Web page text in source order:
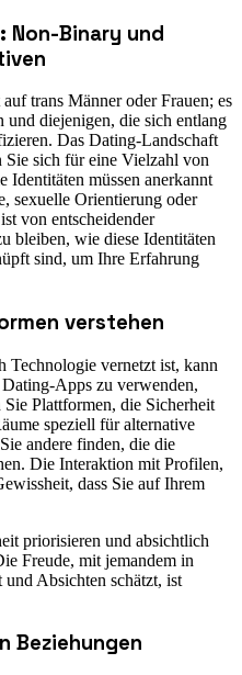
Non-Binary und
trans Männer oder Frauen; es
und diejenigen, die sich entlang
Das Dating-Landschaft
sich für eine Vielzahl von
Identitäten müssen anerkannt
sexuelle Orientierung oder
von entscheidender
bleiben, wie diese Identitäten
sind, um Ihre Erfahrung
verstehen
Technologie vernetzt ist, kann
Apps zu verwenden,
Plattformen, die Sicherheit
speziell für alternative
andere finden, die die
Die Interaktion mit Profilen,
dass Sie auf Ihrem
priorisieren und absichtlich
Freude, mit jemandem in
Absichten schätzt, ist
Beziehungen